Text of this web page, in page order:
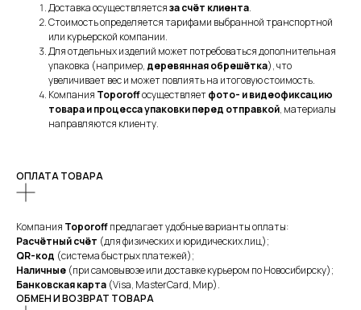
Доставка осуществляетсяза счёт клиента.
Стоимость определяется тарифами выбранной транспортной
или курьерской компании.
Для отдельных изделий может потребоваться дополнительная
упаковка (например, деревянная обрешётка), что
увеличивает вес и может повлиять на итоговую стоимость.
Компания Toporoffосуществляетфото- и видеофиксацию
товара и процесса упаковки перед отправкой, материалы
направляются клиенту.
ОПЛАТА ТОВАРА
Компания Toporoffпредлагает удобные варианты оплаты:
Расчётный счёт (для физических и юридических лиц);
QR-код (система быстрых платежей);
Наличные (при самовывозе или доставке курьером по Новосибирску);
Банковская карта (Visa, MasterCard, Мир).
ОБМЕН И ВОЗВРАТ ТОВАРА